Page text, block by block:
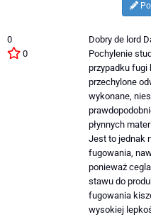
0
0
Dobry de lord
Pochylenie
przypadku fugi
przechylone
wykonane,
płynnych
Jest to jednak
fugowania,
ponieważ
stawu do
fugowania
wysokiej